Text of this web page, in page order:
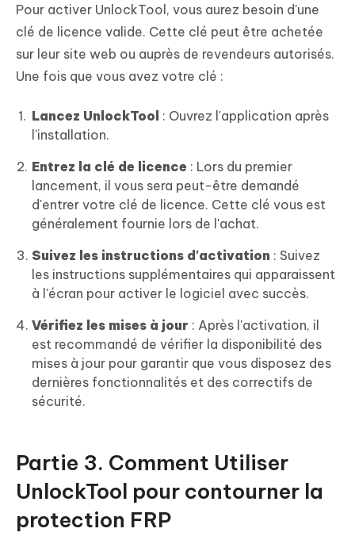
Pour activer UnlockTool, vous aurez besoin d'une
clé de licence valide. Cette clé peut être achetée
sur leur site web ou auprès de revendeurs autorisés.
Une fois que vous avez votre clé :
Lancez UnlockTool : Ouvrez l'application après
l'installation.
Entrez la clé de licence : Lors du premier
lancement, il vous sera peut-être demandé
d'entrer votre clé de licence. Cette clé vous est
généralement fournie lors de l'achat.
Suivez les instructions d'activation : Suivez
les instructions supplémentaires qui apparaissent
à l'écran pour activer le logiciel avec succès.
Vérifiez les mises à jour : Après l'activation, il
est recommandé de vérifier la disponibilité des
mises à jour pour garantir que vous disposez des
dernières fonctionnalités et des correctifs de
sécurité.
Partie 3. Comment Utiliser
UnlockTool pour contourner la
protection FRP